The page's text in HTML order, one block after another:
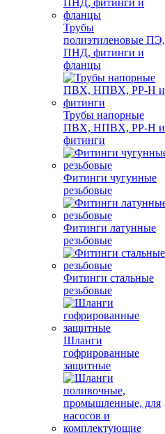
Трубы
полиэтиленовые ПЭ,
ПНД, фитинги и
фланцы
Трубы напорные
ПВХ, НПВХ, PP-H и
фитинги
Фитинги чугунные
резьбовые
Фитинги латунные
резьбовые
Фитинги стальные
резьбовые
Шланги
гофрированные
защитные